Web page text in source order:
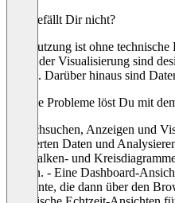
Was gefällt Dir nicht?
Die Nutzung ist ohne
Layer der Visualisierung sind
besten. Darüber hinaus sind
Welche Probleme löst Du mit
- Durchsuchen, Anzeigen und
indizierten Daten und
von Balken- und
Karten. - Eine Dashboard-
Elemente, die dann über den